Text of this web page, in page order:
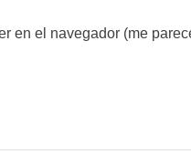
en el navegador (me